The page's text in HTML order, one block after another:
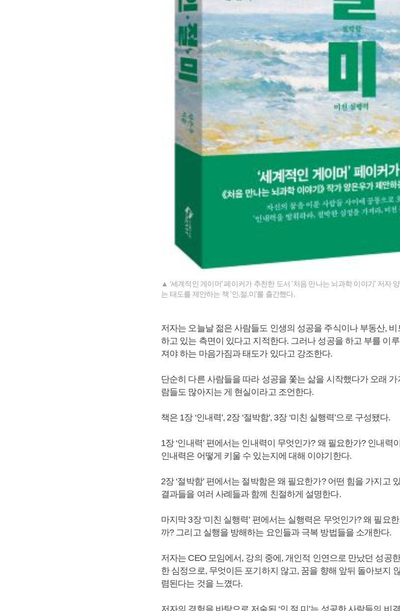
▲ ‘세계적인 게이머’ 페이커가 추천한 도서 '처음 만나는 뇌과학 이야기' 저자
는 태도를 제안하는 책 '인.절.미'를 출간했다.
저자는 오늘날 젊은 사람들도 인생의 성공을 주식이나 부동산,
하고 있는 측면이 있다고 지적한다. 그러나 성공을 하고 부를 이
져야 하는 마음가짐과 태도가 있다고 강조한다.
단순히 다른 사람들을 따라 성공을 쫓는 삶을 시작했다가 오래
람들도 많아지는 게 현실이라고 조언한다.
책은 1장 ‘인내력’, 2장 ‘절박함’, 3장 ‘미친 실행력’으로 구성됐다.
1장 ‘인내력’ 편에서는 인내력이 무엇인가? 왜 필요한가? 인내력
인내력은 어떻게 키울 수 있는지에 대해 이야기한다.
2장 ‘절박함’ 편에서는 절박함은 왜 필요한가? 어떤 힘을 가지고
결과들을 여러 사례들과 함께 친절하게 설명한다.
마지막 3장 ‘미친 실행력’ 편에서는 실행력은 무엇인가? 왜 필요
까? 그리고 실행을 방해하는 요인들과 극복 방법들을 소개한다.
저자는 CEO 모임에서, 강의 중에, 개인적 인연으로 만났던 성공
한 심정으로, 무엇이든 포기하지 않고, 꿈을 향해 앞뒤 돌아보지
렴된다는 것을 느꼈다.
저자의 경험을 바탕으로 저술된 ‘인.절.미’는 성공한 사람들의 비